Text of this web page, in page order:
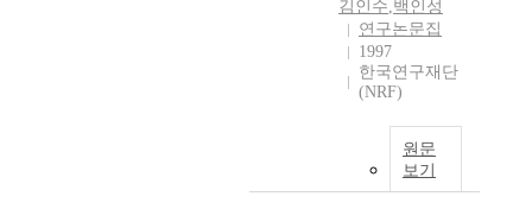
김인수,백인성
연구논문집
1997
한국연구재단
(NRF)
원문
보기